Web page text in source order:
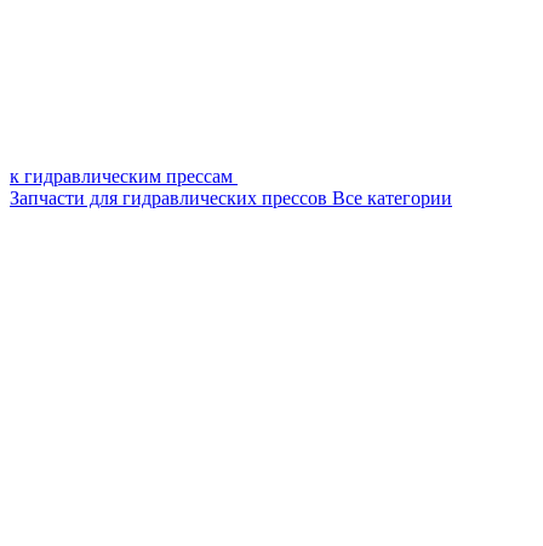
к гидравлическим прессам
Запчасти для гидравлических прессов Все категории